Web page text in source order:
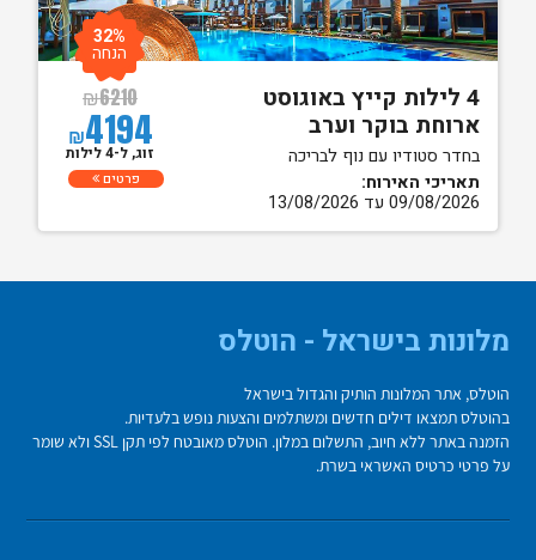
4 לילות קייץ באוגוסט
ארוחת בוקר וערב
בחדר סטודיו עם נוף לבריכה
תאריכי האירוח:
09/08/2026 עד 13/08/2026
₪6210
₪4194
32%
הנחה
זוג, ל-4 לילות
פרטים
מלונות בישראל - הוטלס
הוטלס, אתר המלונות הותיק והגדול בישראל
בהוטלס תמצאו דילים חדשים ומשתלמים והצעות נופש בלעדיות.
הזמנה באתר ללא חיוב, התשלום במלון. הוטלס מאובטח לפי תקן SSL ולא שומר
על פרטי כרטיס האשראי בשרת.